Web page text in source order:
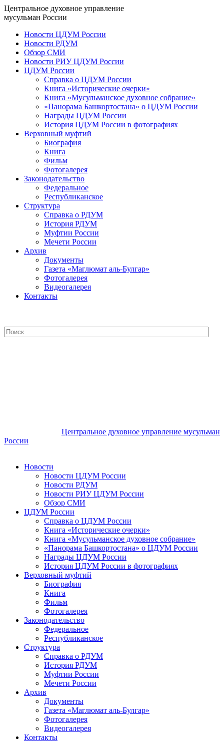
Центральное духовное управление
мусульман России
Новости ЦДУМ России
Новости РДУМ
Обзор СМИ
Новости РИУ ЦДУМ России
ЦДУМ России
Справка о ЦДУМ России
Книга «Исторические очерки»
Книга «Мусульманское духовное собрание»
«Панорама Башкортостана» о ЦДУМ России
Награды ЦДУМ России
История ЦДУМ России в фотографиях
Верховный муфтий
Биография
Книга
Фильм
Фотогалерея
Законодательство
Федеральное
Республиканское
Структура
Справка о РДУМ
История РДУМ
Муфтии России
Мечети России
Архив
Документы
Газета «Маглюмат аль-Булгар»
Фотогалерея
Видеогалерея
Контакты
Центральное духовное управление мусульман
России
Новости
Новости ЦДУМ России
Новости РДУМ
Новости РИУ ЦДУМ России
Обзор СМИ
ЦДУМ России
Справка о ЦДУМ России
Книга «Исторические очерки»
Книга «Мусульманское духовное собрание»
«Панорама Башкортостана» о ЦДУМ России
Награды ЦДУМ России
История ЦДУМ России в фотографиях
Верховный муфтий
Биография
Книга
Фильм
Фотогалерея
Законодательство
Федеральное
Республиканское
Структура
Справка о РДУМ
История РДУМ
Муфтии России
Мечети России
Архив
Документы
Газета «Маглюмат аль-Булгар»
Фотогалерея
Видеогалерея
Контакты